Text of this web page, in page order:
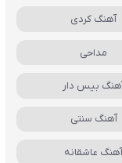
آهنگ کردی
مداحی
بیس دار
آهنگ سنتی
عاشقانه